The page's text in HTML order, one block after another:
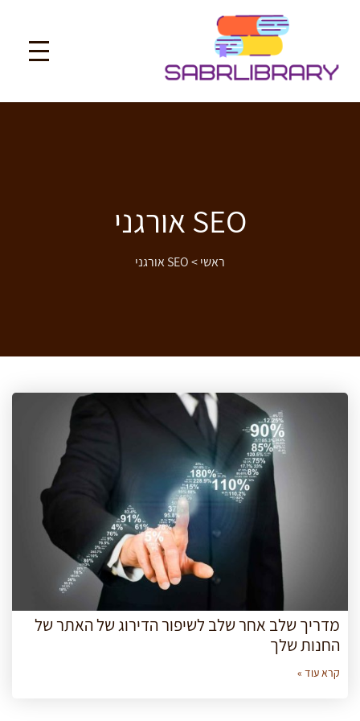
SEO אורגני
ראשי>SEO אורגני
מדריך שלב אחר שלב לשיפור הדירוג של האתר של
החנות שלך
קרא עוד »